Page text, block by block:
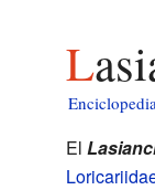
El